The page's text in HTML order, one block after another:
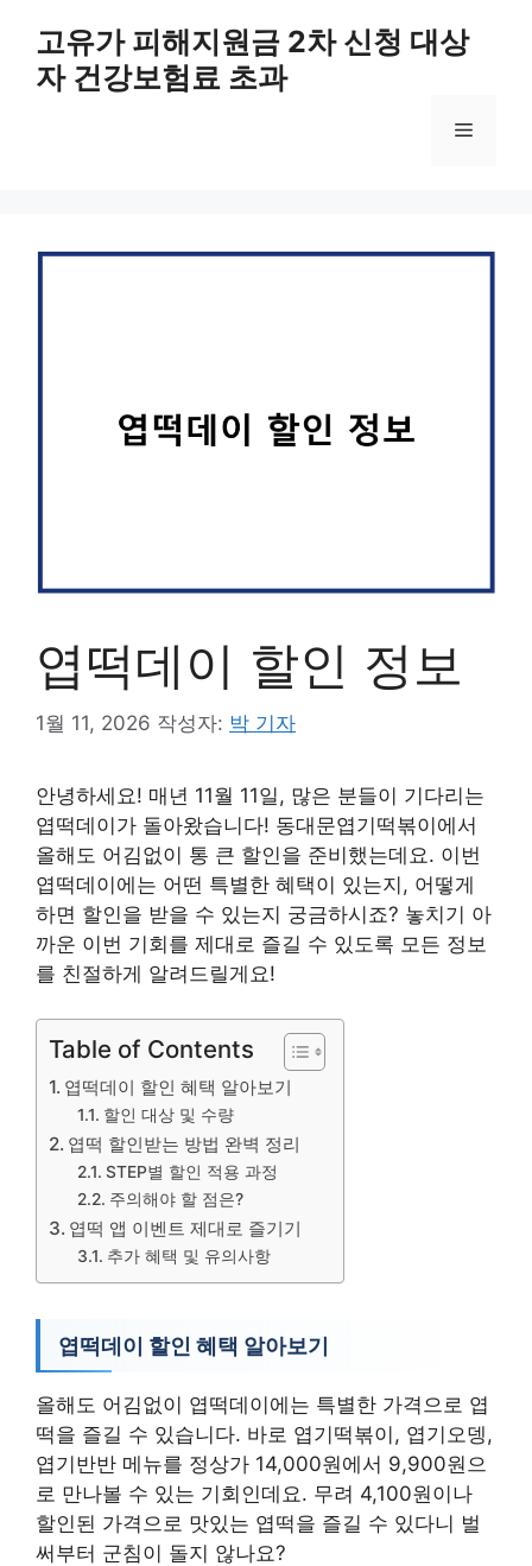
고유가 피해지원금 2차 신청 대상
자 건강보험료 초과
메
엽떡데이 할인 정보
1월 11, 2026 작성자: 박 기자
안녕하세요! 매년 11월 11일, 많은 분들이 기다리는
엽떡데이가 돌아왔습니다! 동대문엽기떡볶이에서
올해도 어김없이 통 큰 할인을 준비했는데요. 이번
엽떡데이에는 어떤 특별한 혜택이 있는지, 어떻게
하면 할인을 받을 수 있는지 궁금하시죠? 놓치기 아
까운 이번 기회를 제대로 즐길 수 있도록 모든 정보
를 친절하게 알려드릴게요!
Table of Contents
엽떡데이 할인 혜택 알아보기
할인 대상 및 수량
엽떡 할인받는 방법 완벽 정리
STEP별 할인 적용 과정
주의해야 할 점은?
엽떡 앱 이벤트 제대로 즐기기
추가 혜택 및 유의사항
엽떡데이 할인 혜택 알아보기
올해도 어김없이 엽떡데이에는 특별한 가격으로 엽
떡을 즐길 수 있습니다. 바로 엽기떡볶이, 엽기오뎅,
엽기반반 메뉴를 정상가 14,000원에서 9,900원으
로 만나볼 수 있는 기회인데요. 무려 4,100원이나
할인된 가격으로 맛있는 엽떡을 즐길 수 있다니 벌
써부터 군침이 돌지 않나요?